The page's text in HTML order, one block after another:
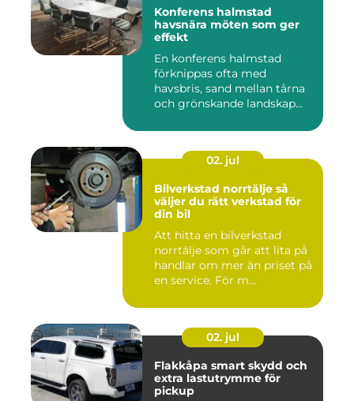
Konferens halmstad
havsnära möten som ger
effekt
En konferens halmstad
förknippas ofta med
havsbris, sand mellan tårna
och grönskande landskap
02. jul
Bilverkstad norrtälje så
väljer du rätt verkstad för
din bil
Att hitta en bilverkstad
norrtälje som går att lita på
handlar om mer än priset på
en service. För m...
02. jul
Flakkåpa smart skydd och
extra lastutrymme för
pickup